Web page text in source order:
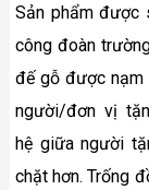
Sản phẩm được
công đoàn
đế gỗ được nạm
người/đơn vị
hệ giữa người
chặt hơn. Trống